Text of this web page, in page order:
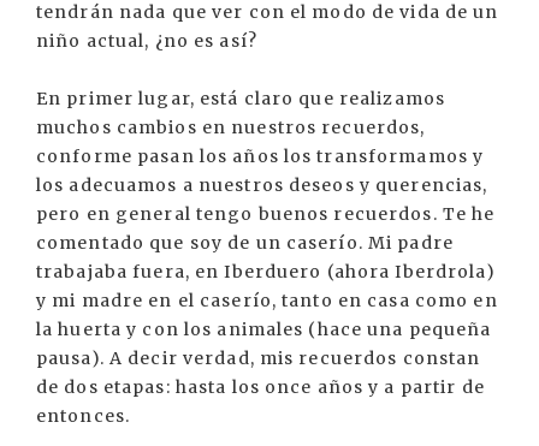
tendrán nada que ver con el modo de vida de un
niño actual, ¿no es así?
En primer lugar, está claro que realizamos
muchos cambios en nuestros recuerdos,
conforme pasan los años los transformamos y
los adecuamos a nuestros deseos y querencias,
pero en general tengo buenos recuerdos. Te he
comentado que soy de un caserío. Mi padre
trabajaba fuera, en Iberduero (ahora Iberdrola)
y mi madre en el caserío, tanto en casa como en
la huerta y con los animales (hace una pequeña
pausa). A decir verdad, mis recuerdos constan
de dos etapas: hasta los once años y a partir de
entonces.